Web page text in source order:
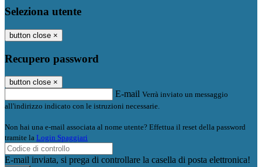
Seleziona utente
button close ×
Recupero password
button close ×
E-mail Verrà inviato un messaggio
all'indirizzo indicato con le istruzioni necessarie.
Non hai una e-mail associata al nome utente? Effettua il reset della password
tramite la Login Spaggiari
E-mail inviata, si prega di controllare la casella di posta elettronica!